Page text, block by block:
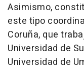
Asimismo,
este tipo
Coruña, que
Universidad de
Universidad de